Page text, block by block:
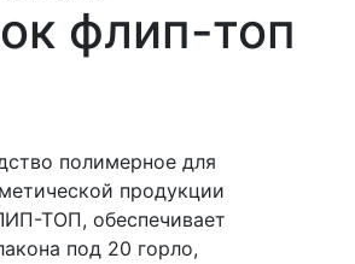
флип-топ
полимерное для
продукции
ТОП, обеспечивает
под 20 горло,